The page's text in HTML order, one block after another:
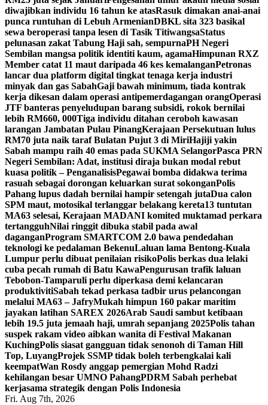
diwajibkan individu 16 tahun ke atasRasuk dimakan anai-anai
punca runtuhan di Lebuh ArmenianDBKL sita 323 basikal
sewa beroperasi tanpa lesen di Tasik TitiwangsaStatus
pelunasan zakat Tabung Haji sah, sempurnaPH Negeri
Sembilan mangsa politik identiti kaum, agamaHimpunan RXZ
Member catat 11 maut daripada 46 kes kemalanganPetronas
lancar dua platform digital tingkat tenaga kerja industri
minyak dan gas SabahGaji bawah minimum, tiada kontrak
kerja dikesan dalam operasi antipemerdagangan orangOperasi
JTF banteras penyeludupan barang subsidi, rokok bernilai
lebih RM660, 000Tiga individu ditahan ceroboh kawasan
larangan Jambatan Pulau PinangKerajaan Persekutuan lulus
RM70 juta naik taraf Bulatan Pujut 3 di MiriHajiji yakin
Sabah mampu raih 40 emas pada SUKMA SelangorPasca PRN
Negeri Sembilan: Adat, institusi diraja bukan modal rebut
kuasa politik – PenganalisisPegawai bomba didakwa terima
rasuah sebagai dorongan keluarkan surat sokonganPolis
Pahang lupus dadah bernilai hampir setengah jutaDua calon
SPM maut, motosikal terlanggar belakang kereta13 tuntutan
MA63 selesai, Kerajaan MADANI komited muktamad perkara
tertangguhNilai ringgit dibuka stabil pada awal
daganganProgram SMARTCOM 2.0 bawa pendedahan
teknologi ke pedalaman BekenuLaluan lama Bentong-Kuala
Lumpur perlu dibuat penilaian risikoPolis berkas dua lelaki
cuba pecah rumah di Batu KawaPengurusan trafik laluan
Tebobon-Tamparuli perlu diperkasa demi kelancaran
produktivitiSabah tekad perkasa tadbir urus pelancongan
melalui MA63 – JafryMukah himpun 160 pakar maritim
jayakan latihan SAREX 2026Arab Saudi sambut ketibaan
lebih 19.5 juta jemaah haji, umrah sepanjang 2025Polis tahan
suspek rakam video aibkan wanita di Festival Makanan
KuchingPolis siasat gangguan tidak senonoh di Taman Hill
Top, LuyangProjek SSMP tidak boleh terbengkalai kali
keempatWan Rosdy anggap pemergian Mohd Radzi
kehilangan besar UMNO PahangPDRM Sabah perhebat
kerjasama strategik dengan Polis Indonesia
Fri. Aug 7th, 2026